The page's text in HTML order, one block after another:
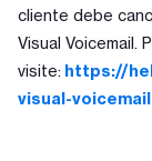
cliente debe
Visual Voicemail.
visite: https://
visual-voicemail